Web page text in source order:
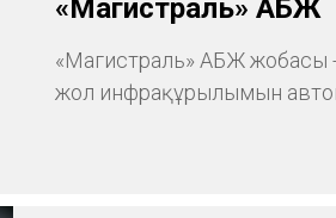
«Магистраль» АБЖ
«Магистраль» АБЖ жобасы
жол инфрақұрылымын